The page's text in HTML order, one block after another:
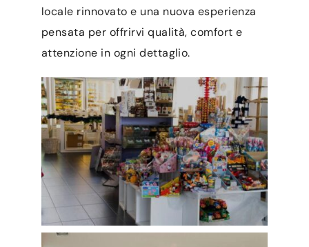
locale rinnovato e una nuova esperienza
pensata per offrirvi qualità, comfort e
attenzione in ogni dettaglio.